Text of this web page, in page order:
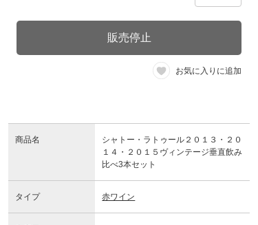
販売停止
お気に入りに追加
商品名
シャトー・ラトゥール２０１３・２０
１４・２０１５ヴィンテージ垂直飲み
比べ3本セット
タイプ 赤ワイン